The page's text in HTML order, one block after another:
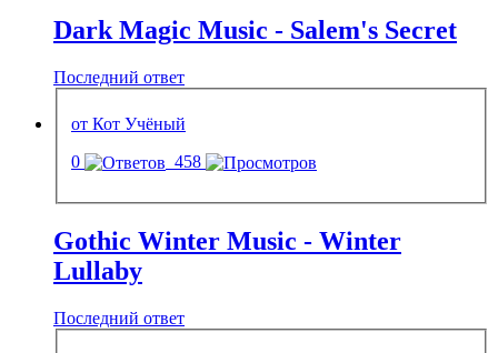
Dark Magic Music - Salem's Secret
Последний ответ
от Кот Учёный
0
458
Gothic Winter Music - Winter
Lullaby
Последний ответ